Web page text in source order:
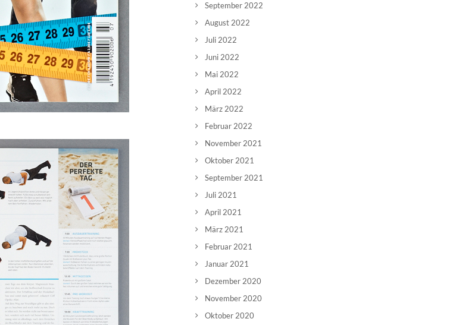
September 2022
August 2022
Juli 2022
Juni 2022
Mai 2022
April 2022
März 2022
Februar 2022
November 2021
Oktober 2021
September 2021
Juli 2021
April 2021
März 2021
Februar 2021
Januar 2021
Dezember 2020
November 2020
Oktober 2020